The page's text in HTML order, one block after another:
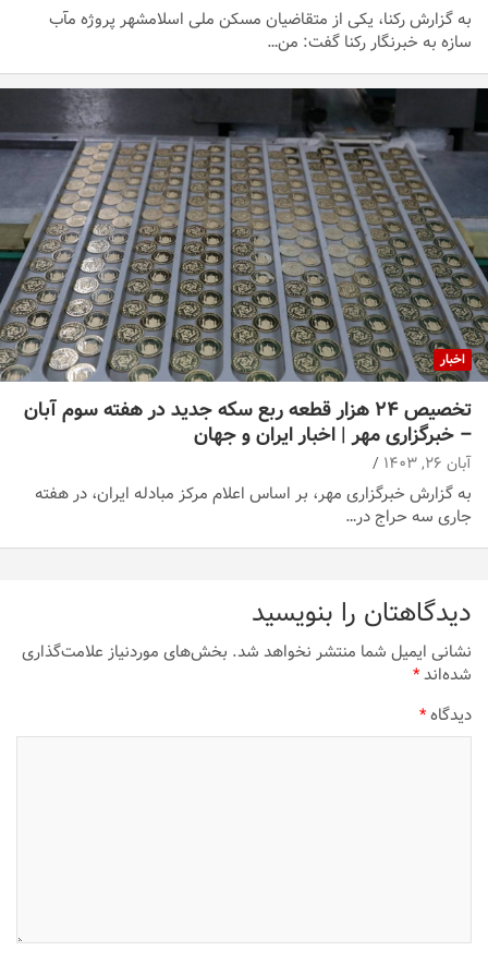
به گزارش رکنا، یکی از متقاضیان مسکن ملی اسلامشهر پروژه مآب
سازه به خبرنگار رکنا گفت: من…
اخبار
تخصیص ۲۴ هزار قطعه ربع سکه جدید در هفته سوم آبان
– خبرگزاری مهر | اخبار ایران و جهان
آبان ۲۶, ۱۴۰۳
به گزارش خبرگزاری مهر، بر اساس اعلام مرکز مبادله ایران، در هفته
جاری سه حراج در…
دیدگاهتان را بنویسید
نشانی ایمیل شما منتشر نخواهد شد.بخش‌های موردنیاز علامت‌گذاری
شده‌اند*
دیدگاه*